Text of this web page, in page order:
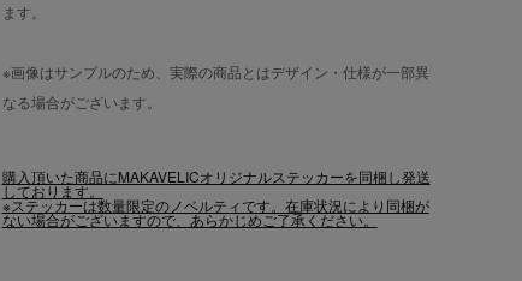
ます。
※画像はサンプルのため、実際の商品とはデザイン・仕様が一部異
なる場合がございます。
購入頂いた商品にMAKAVELICオリジナルステッカーを同梱し発送
しております。
※ステッカーは数量限定のノベルティです。在庫状況により同梱が
ない場合がございますので、あらかじめご了承ください。